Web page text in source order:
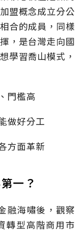
盟概念成立分公
合的成員，同樣
，是台灣走向國
學習喬山模式，
門檻高
做好分工
方面革新
一？
融海嘯後，觀察
轉型高階商用市